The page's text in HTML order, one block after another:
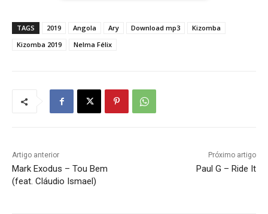
TAGS 2019 Angola Ary Download mp3
Kizomba
Kizomba 2019
Nelma Félix
Artigo anterior
Mark Exodus – Tou Bem
(feat. Cláudio Ismael)
Próximo artigo
Paul G – Ride It